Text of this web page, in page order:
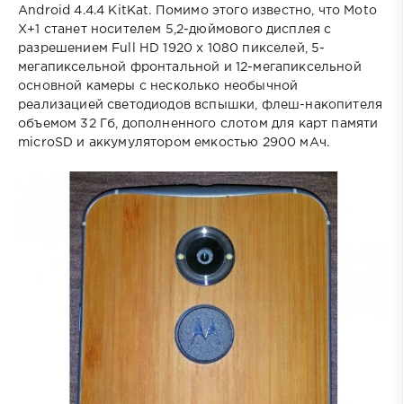
Android 4.4.4 KitKat. Помимо этого известно, что Moto
X+1 станет носителем 5,2-дюймового дисплея с
разрешением Full HD 1920 х 1080 пикселей, 5-
мегапиксельной фронтальной и 12-мегапиксельной
основной камеры с несколько необычной
реализацией светодиодов вспышки, флеш-накопителя
объемом 32 Гб, дополненного слотом для карт памяти
microSD и аккумулятором емкостью 2900 мАч.